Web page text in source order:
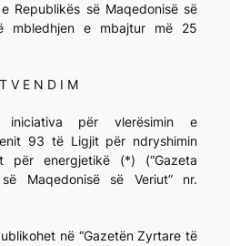
Republikës së Maqedonisë së
mbledhjen e mbajtur më 25
V E N D I M
iniciativa për vlerësimin e
93 të Ligjit për ndryshimin
për energjetikë (*) (“Gazeta
Maqedonisë së Veriut” nr.
në “Gazetën Zyrtare të